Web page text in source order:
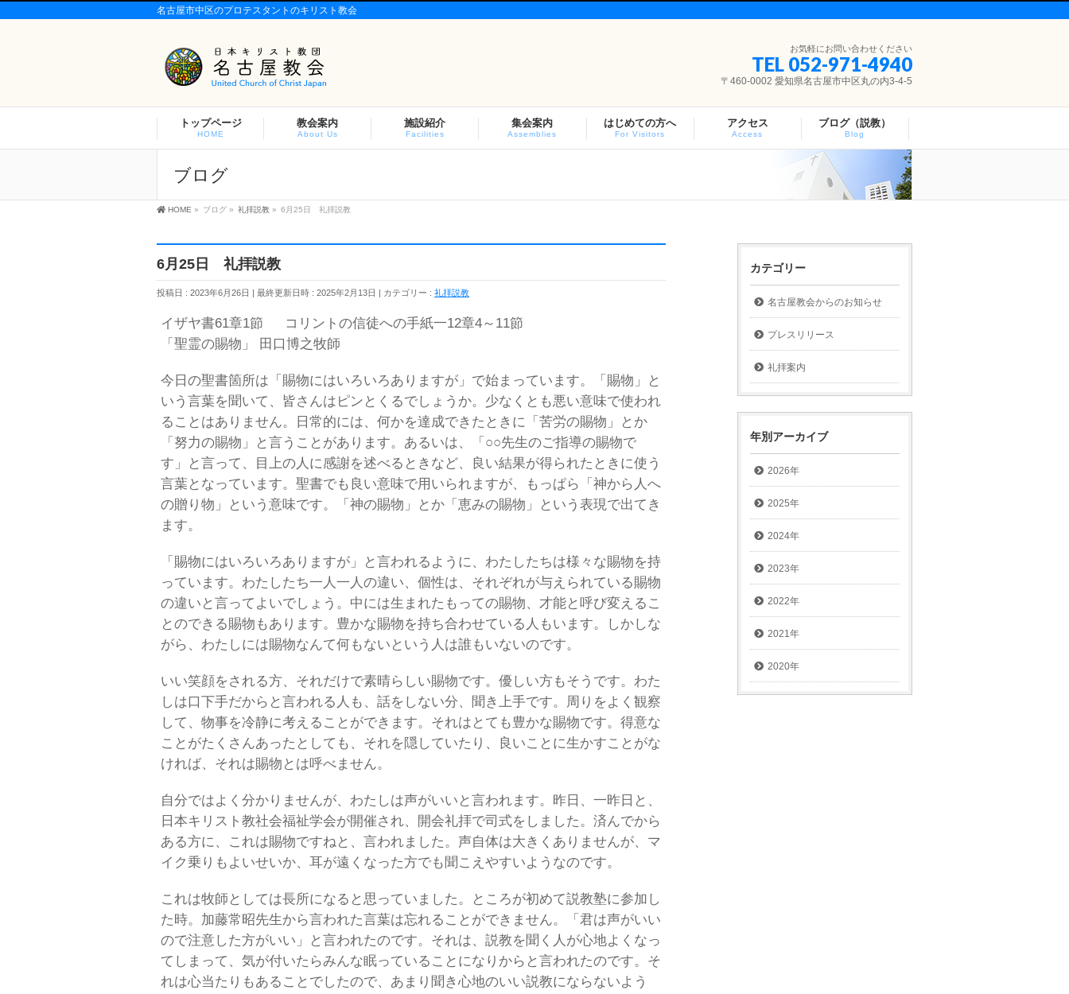
名古屋市中区のプロテスタントのキリスト教会
お気軽にお問い合わせください
TEL 052-971-4940
〒460-0002 愛知県名古屋市中区丸の内3-4-5
トップページ
HOME
教会案内
About Us
施設紹介
Facilities
集会案内
Assemblies
はじめての方へ
For Visitors
アクセス
Access
ブログ（説教）
Blog
ブログ
HOME » ブログ » 礼拝説教 » 6月25日 礼拝説教
6月25日 礼拝説教
投稿日 : 2023年6月26日 最終更新日時 : 2025年2月13日 カテゴリー : 礼拝説教
イザヤ書61章1節 コリントの信徒への手紙一12章4～11節
「聖霊の賜物」 田口博之牧師
今日の聖書箇所は「賜物にはいろいろありますが」で始まっています。「賜物」と
いう言葉を聞いて、皆さんはピンとくるでしょうか。少なくとも悪い意味で使われ
ることはありません。日常的には、何かを達成できたときに「苦労の賜物」とか
「努力の賜物」と言うことがあります。あるいは、「○○先生のご指導の賜物で
す」と言って、目上の人に感謝を述べるときなど、良い結果が得られたときに使う
言葉となっています。聖書でも良い意味で用いられますが、もっぱら「神から人へ
の贈り物」という意味です。「神の賜物」とか「恵みの賜物」という表現で出てき
ます。
「賜物にはいろいろありますが」と言われるように、わたしたちは様々な賜物を持
っています。わたしたち一人一人の違い、個性は、それぞれが与えられている賜物
の違いと言ってよいでしょう。中には生まれたもっての賜物、才能と呼び変えるこ
とのできる賜物もあります。豊かな賜物を持ち合わせている人もいます。しかしな
がら、わたしには賜物なんて何もないという人は誰もいないのです。
いい笑顔をされる方、それだけで素晴らしい賜物です。優しい方もそうです。わた
しは口下手だからと言われる人も、話をしない分、聞き上手です。周りをよく観察
して、物事を冷静に考えることができます。それはとても豊かな賜物です。得意な
ことがたくさんあったとしても、それを隠していたり、良いことに生かすことがな
ければ、それは賜物とは呼べません。
自分ではよく分かりませんが、わたしは声がいいと言われます。昨日、一昨日と、
日本キリスト教社会福祉学会が開催され、開会礼拝で司式をしました。済んでから
ある方に、これは賜物ですねと、言われました。声自体は大きくありませんが、マ
イク乗りもよいせいか、耳が遠くなった方でも聞こえやすいようなのです。
これは牧師としては長所になると思っていました。ところが初めて説教塾に参加し
た時。加藤常昭先生から言われた言葉は忘れることができません。「君は声がいい
ので注意した方がいい」と言われたのです。それは、説教を聞く人が心地よくなっ
てしまって、気が付いたらみんな眠っていることになりからと言われたのです。そ
れは心当たりもあることでしたので、あまり聞き心地のいい説教にならないよう
カテゴリー
名古屋教会からのお知らせ
プレスリリース
礼拝案内
年別アーカイブ
2026年
2025年
2024年
2023年
2022年
2021年
2020年